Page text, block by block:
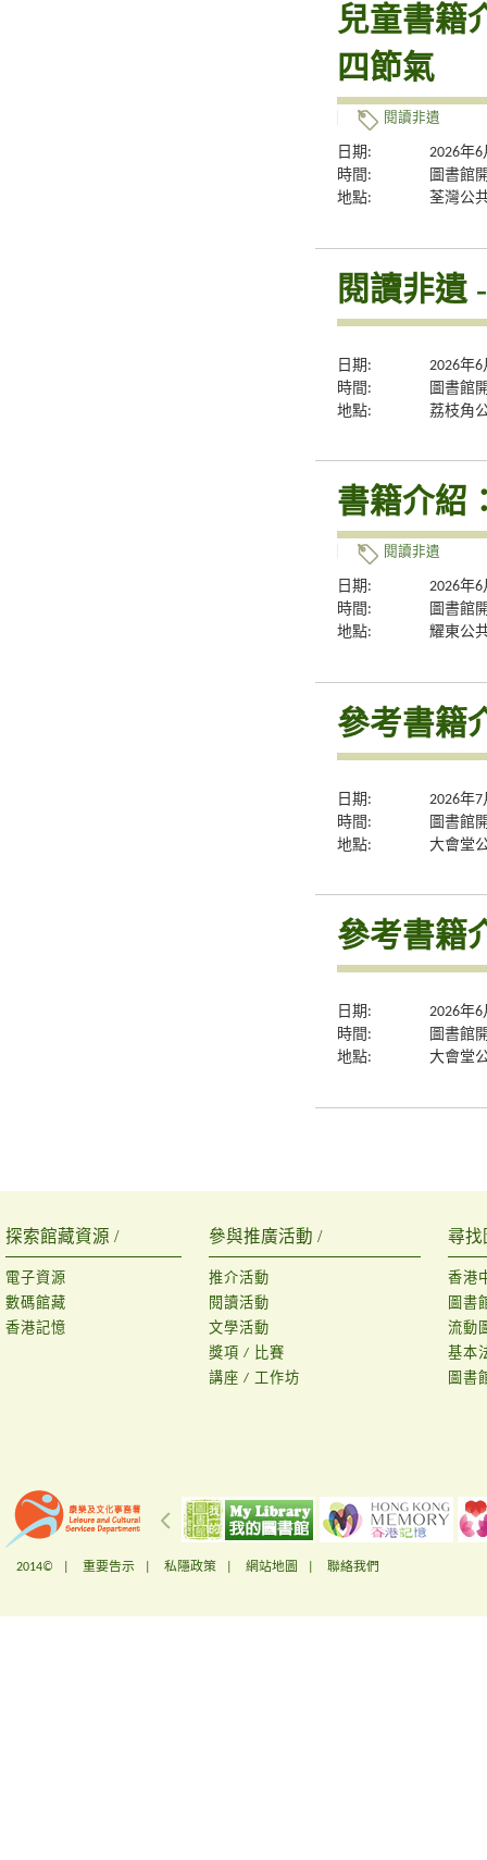
兒童書籍
四節氣
閱讀非遺
日期:
2026年
時間:
圖書館
地點:
荃灣公
閱讀非遺
日期:
2026年
時間:
圖書館
地點:
荔枝角
書籍介紹
閱讀非遺
日期:
2026年
時間:
圖書館
地點:
耀東公
參考書籍
日期:
2026年
時間:
圖書館
地點:
大會堂
參考書籍
日期:
2026年
時間:
圖書館
地點:
大會堂
探索館藏資源 /
電子資源
數碼館藏
香港記憶
參與推廣活動 /
推介活動
閱讀活動
文學活動
獎項 / 比賽
講座 / 工作坊
尋找
香港
圖書
流動
基本
圖書
2014© | 重要告示 私隱政策 網站地圖 聯絡我們